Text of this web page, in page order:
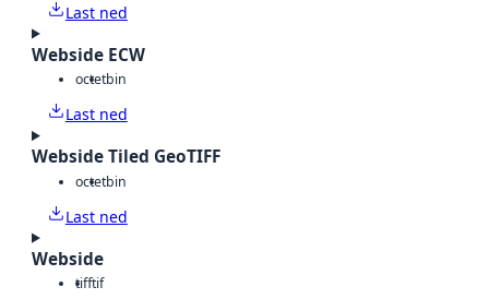
Last ned
Webside ECW
octetbin
Last ned
Webside Tiled GeoTIFF
octetbin
Last ned
Webside
tifftif